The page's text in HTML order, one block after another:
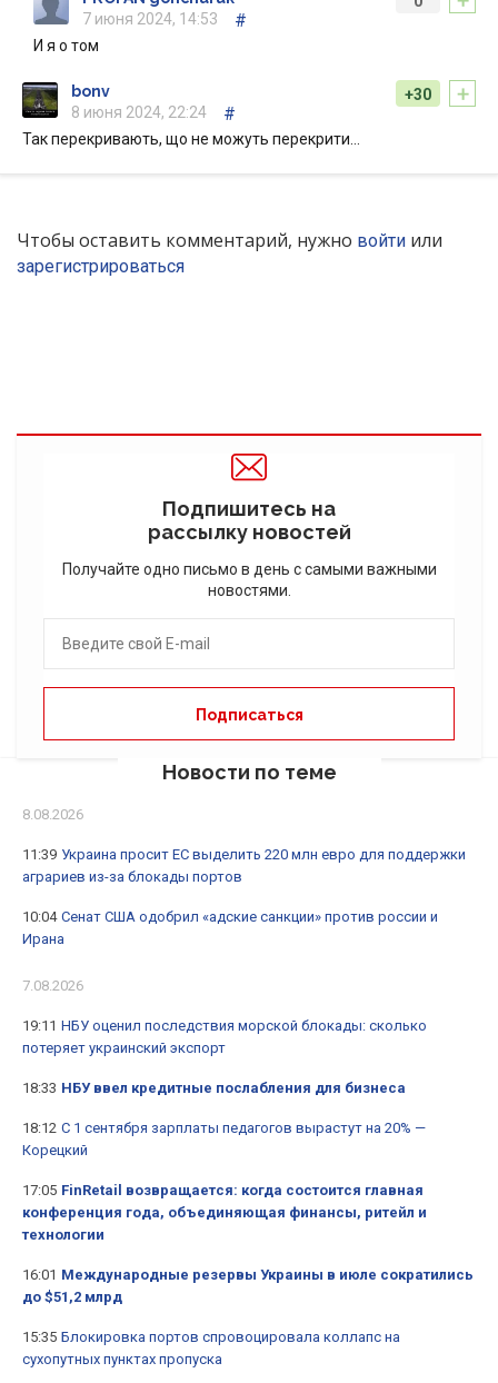
7 июня 2024, 14:53
#
И я о том
+
+30
bonv
8 июня 2024, 22:24
#
Так перекривають, що не можуть перекрити…
Чтобы оставить комментарий, нужно войти или
зарегистрироваться
Подпишитесь на
рассылку новостей
Получайте одно письмо в день с самыми важными
новостями.
Новости по теме
8.08.2026
11:39 Украина просит ЕС выделить 220 млн евро для поддержки
аграриев из-за блокады портов
10:04 Сенат США одобрил «адские санкции» против россии и
Ирана
7.08.2026
19:11 НБУ оценил последствия морской блокады: сколько
потеряет украинский экспорт
18:33 НБУ ввел кредитные послабления для бизнеса
18:12 С 1 сентября зарплаты педагогов вырастут на 20% —
Корецкий
17:05 FinRetail возвращается: когда состоится главная
конференция года, объединяющая финансы, ритейл и
технологии
16:01 Международные резервы Украины в июле сократились
до $51,2 млрд
15:35 Блокировка портов спровоцировала коллапс на
сухопутных пунктах пропуска